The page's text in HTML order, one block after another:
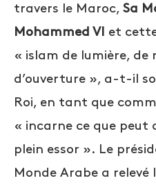
travers le Maroc, Sa
Mohammed VI
et
« islam de lumière, de
d’ouverture », a-t-il
Roi, en tant que
« incarne ce que peut
plein essor ». Le
Monde Arabe a relevé